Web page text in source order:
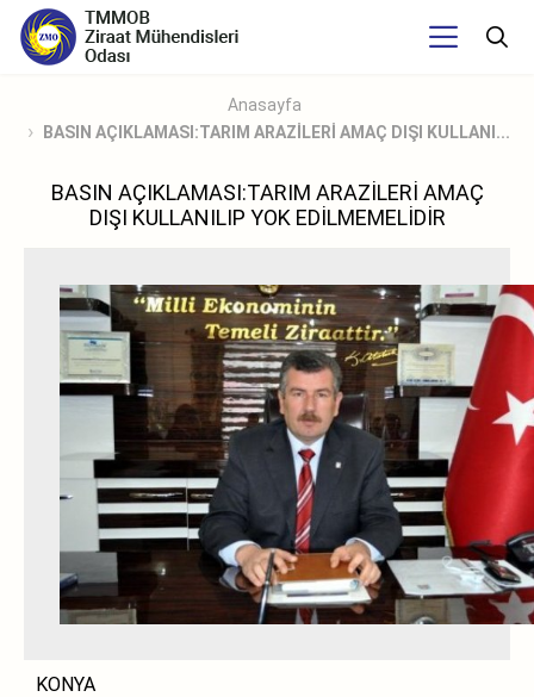
Anasayfa
BASIN AÇIKLAMASI:TARIM ARAZİLERİ AMAÇ DIŞI KULLANI...
BASIN AÇIKLAMASI:TARIM ARAZİLERİ AMAÇ
DIŞI KULLANILIP YOK EDİLMEMELİDİR
KONYA